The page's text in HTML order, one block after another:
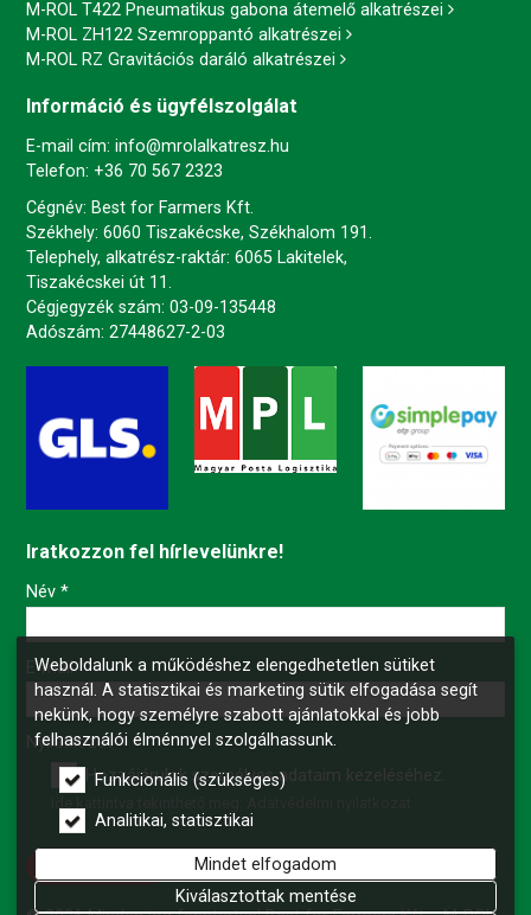
M-ROL T422 Pneumatikus gabona átemelő alkatrészei
M-ROL ZH122 Szemroppantó alkatrészei
M-ROL RZ Gravitációs daráló alkatrészei
Információ és ügyfélszolgálat
E-mail cím: info@mrolalkatresz.hu
Telefon: +36 70 567 2323
Cégnév: Best for Farmers Kft.
Székhely: 6060 Tiszakécske, Székhalom 191.
Telephely, alkatrész-raktár: 6065 Lakitelek,
Tiszakécskei út 11.
Cégjegyzék szám: 03-09-135448
Adószám: 27448627-2-03
Iratkozzon fel hírlevelünkre!
-
-
-
Név *
E-mail*
Nyilatkozat*
Hozzájárulok személyes adataim kezeléséhez.
Weboldalunk a működéshez elengedhetetlen sütiket
használ. A statisztikai és marketing sütik elfogadása segít
nekünk, hogy személyre szabott ajánlatokkal és jobb
felhasználói élménnyel szolgálhassunk.
Funkcionális (szükséges)
Analitikai, statisztikai
Mindet elfogadom
Kiválasztottak mentése